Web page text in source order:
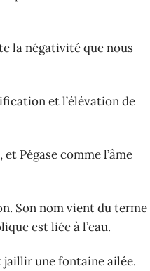
la négativité que nous
et l’élévation de
Pégase comme l’âme
Son nom vient du terme
est liée à l’eau.
jaillir une fontaine ailée.